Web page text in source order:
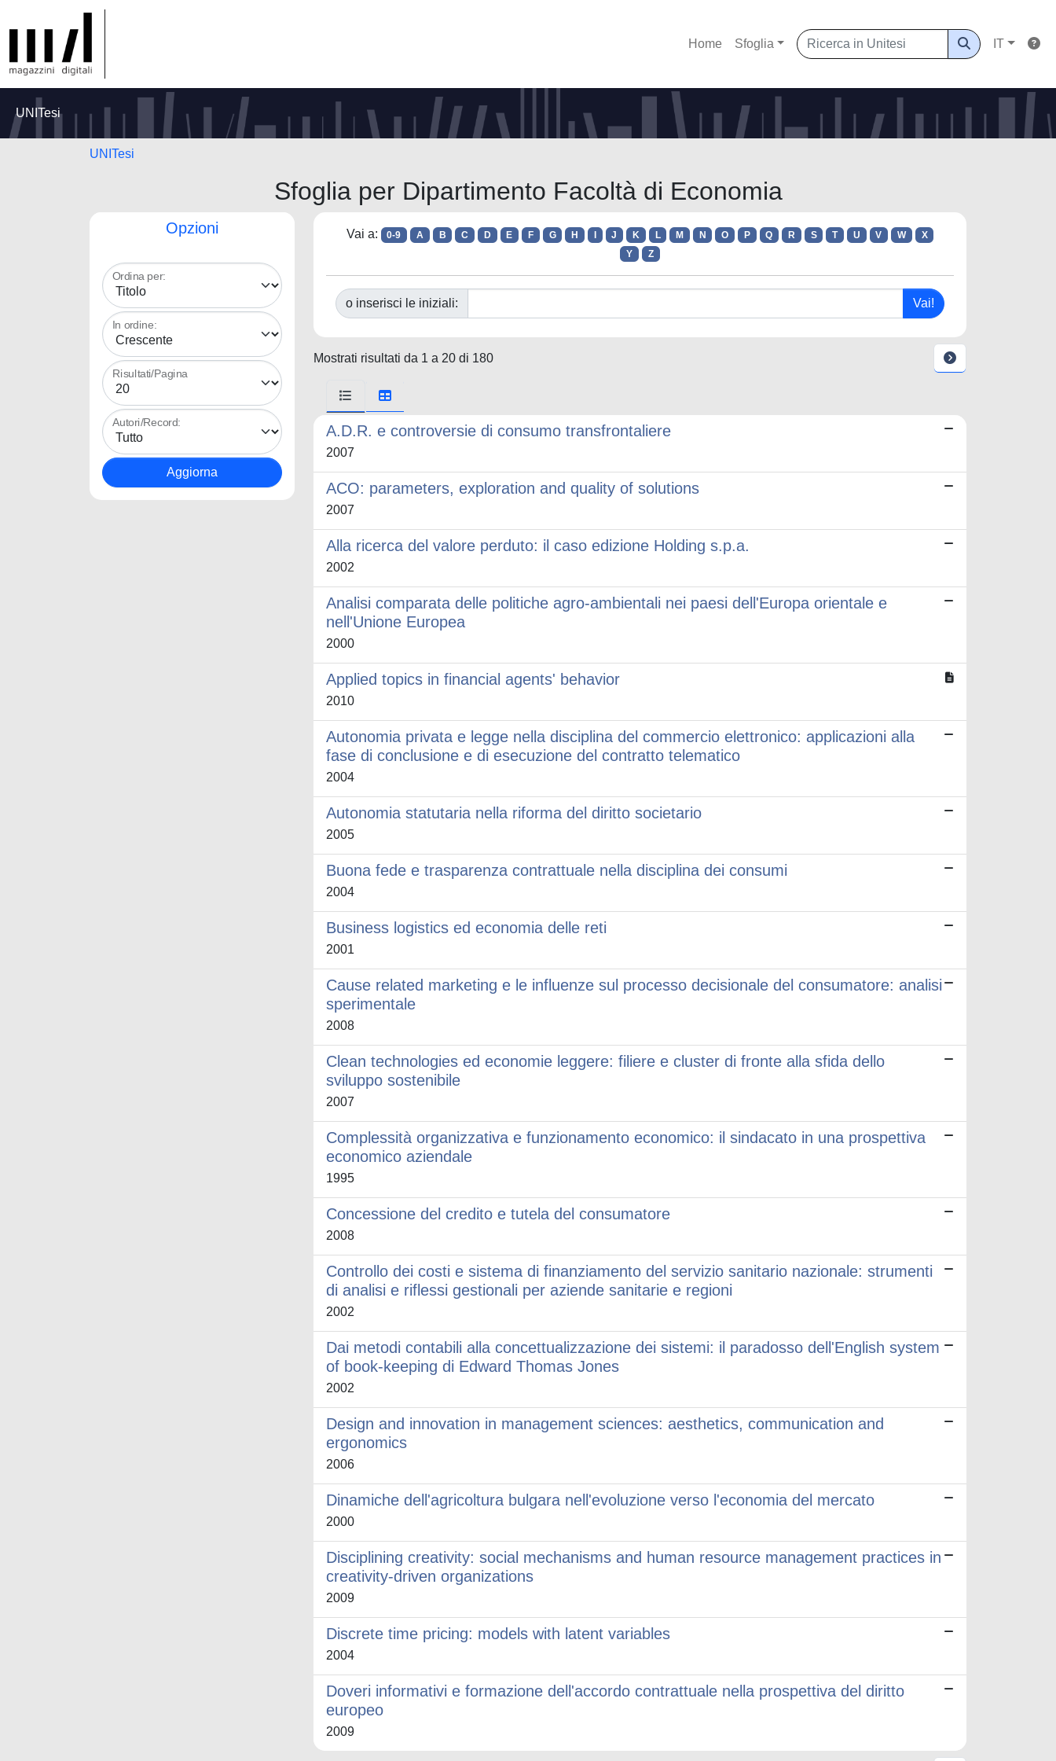
Home Sfoglia IT
UNITesi
UNITesi
Sfoglia per Dipartimento Facoltà di Economia
Opzioni
Ordina per:
In ordine:
Risultati/Pagina
Autori/Record:
Vai a: 0-9 A B C D E F G H J K L M N O P Q R S T U V W
X
Y
Z
o inserisci le iniziali:
Mostrati risultati da 1 a 20 di 180
A.D.R. e controversie di consumo transfrontaliere
2007
ACO: parameters, exploration and quality of solutions
2007
Alla ricerca del valore perduto: il caso edizione Holding s.p.a.
2002
Analisi comparata delle politiche agro-ambientali nei paesi dell'Europa orientale e
nell'Unione Europea
2000
Applied topics in financial agents' behavior
2010
Autonomia privata e legge nella disciplina del commercio elettronico: applicazioni alla
fase di conclusione e di esecuzione del contratto telematico
2004
Autonomia statutaria nella riforma del diritto societario
2005
Buona fede e trasparenza contrattuale nella disciplina dei consumi
2004
Business logistics ed economia delle reti
2001
Cause related marketing e le influenze sul processo decisionale del consumatore: analisi
sperimentale
2008
Clean technologies ed economie leggere: filiere e cluster di fronte alla sfida dello
sviluppo sostenibile
2007
Complessità organizzativa e funzionamento economico: il sindacato in una prospettiva
economico aziendale
1995
Concessione del credito e tutela del consumatore
2008
Controllo dei costi e sistema di finanziamento del servizio sanitario nazionale: strumenti
di analisi e riflessi gestionali per aziende sanitarie e regioni
2002
Dai metodi contabili alla concettualizzazione dei sistemi: il paradosso dell'English system
of book-keeping di Edward Thomas Jones
2002
Design and innovation in management sciences: aesthetics, communication and
ergonomics
2006
Dinamiche dell'agricoltura bulgara nell'evoluzione verso l'economia del mercato
2000
Disciplining creativity: social mechanisms and human resource management practices in
creativity-driven organizations
2009
Discrete time pricing: models with latent variables
2004
Doveri informativi e formazione dell'accordo contrattuale nella prospettiva del diritto
europeo
2009